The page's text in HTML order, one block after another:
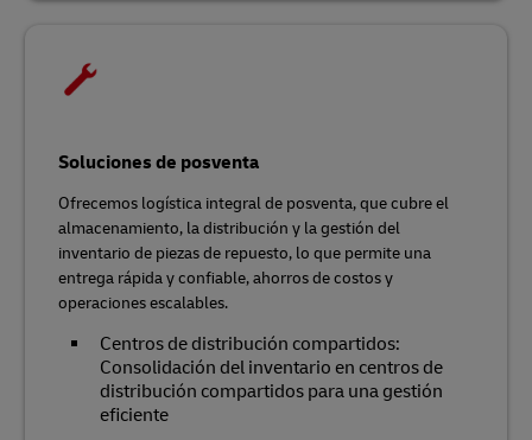
Soluciones de posventa
Ofrecemos logística integral de posventa, que cubre el
almacenamiento, la distribución y la gestión del
inventario de piezas de repuesto, lo que permite una
entrega rápida y confiable, ahorros de costos y
operaciones escalables.
Centros de distribución compartidos:
Consolidación del inventario en centros de
distribución compartidos para una gestión
eficiente